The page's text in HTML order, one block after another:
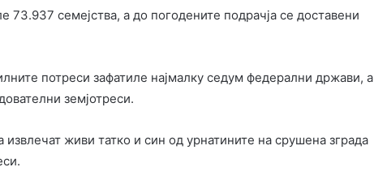
семејства, а до погодените подрачја се доставени
потреси зафатиле најмалку седум федерални држави, а
земјотреси.
живи татко и син од урнатините на срушена зграда